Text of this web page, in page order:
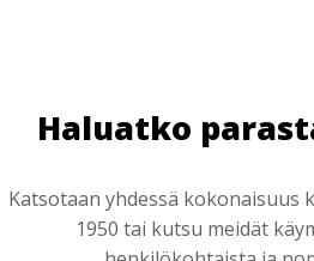
Haluatko
Katsotaan yhdessä kokonaisuus
1950 tai kutsu meidät